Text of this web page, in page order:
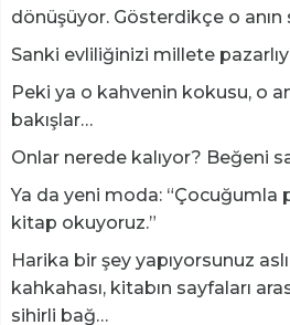
dönüşüyor. Gösterdikçe o
Sanki evliliğinizi millete
Peki ya o kahvenin kokusu, o
bakışlar…
Onlar nerede kalıyor? Beğeni
​Ya da yeni moda: “Çocuğumla
kitap okuyoruz.”
Harika bir şey yapıyorsunuz
kahkahası, kitabın sayfaları
sihirli bağ…